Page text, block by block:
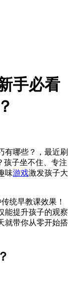
手必看
有哪些？，最近刷
孩子坐不住、专注
味游戏激发孩子大
统早教课效果！
能提升孩子的观察
就带你从零开始搭